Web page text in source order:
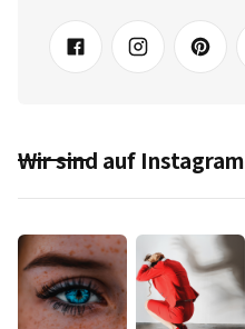
Wir sind auf Instagram